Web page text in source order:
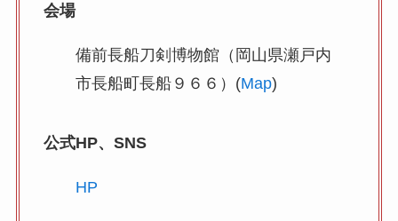
会場
備前長船刀剣博物館（岡山県瀬戸内
市長船町長船９６６）(Map)
公式HP、SNS
HP